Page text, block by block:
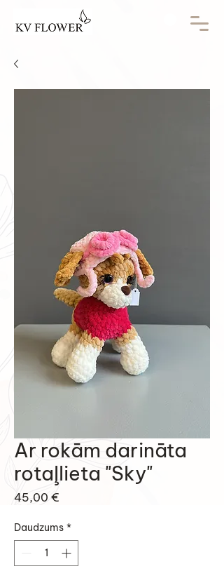
Ar rokām darināta
rotaļlieta "Sky"
45,00 €
Daudzums *